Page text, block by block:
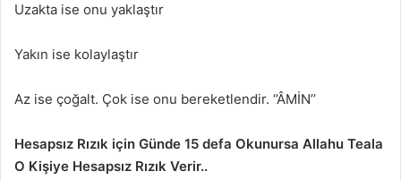
Uzakta ise onu yaklaştır
Yakın ise kolaylaştır
Az ise çoğalt. Çok ise onu bereketlendir. ‘’ÂMİN’’
Hesapsız Rızık için Günde 15 defa Okunursa Allahu Teala
O Kişiye Hesapsız Rızık Verir..